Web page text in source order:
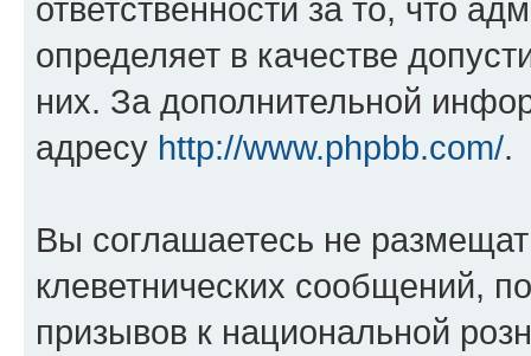
ответственности за то, что
определяет в качестве
них. За дополнительной
адресу http://www.phpbb.com/.
Вы соглашаетесь не
клеветнических сообщений,
призывов к национальной